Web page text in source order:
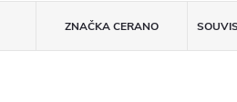
ZNAČKACERANO